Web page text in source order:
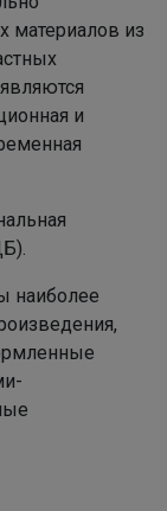
материалов из
и
наиболее